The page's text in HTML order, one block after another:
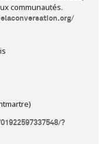
communautés.
?